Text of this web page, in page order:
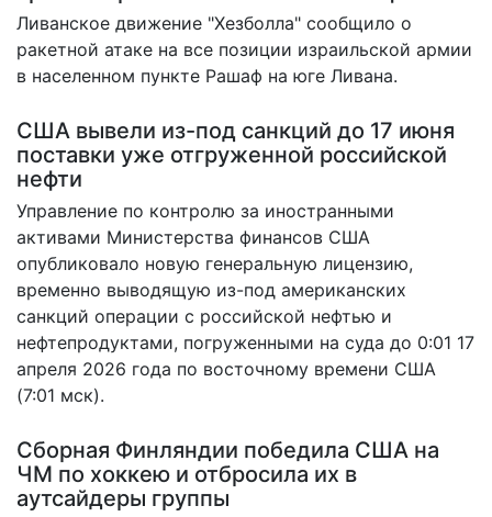
Ливанское движение "Хезболла" сообщило о
ракетной атаке на все позиции израильской армии
в населенном пункте Рашаф на юге Ливана.
США вывели из-под санкций до 17 июня
поставки уже отгруженной российской
нефти
Управление по контролю за иностранными
активами Министерства финансов США
опубликовало новую генеральную лицензию,
временно выводящую из-под американских
санкций операции с российской нефтью и
нефтепродуктами, погруженными на суда до 0:01 17
апреля 2026 года по восточному времени США
(7:01 мск).
Сборная Финляндии победила США на
ЧМ по хоккею и отбросила их в
аутсайдеры группы